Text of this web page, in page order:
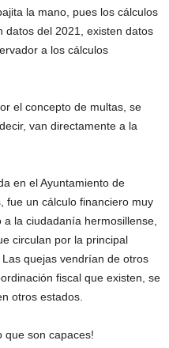
la mano, pues los cálculos
datos del 2021, existen datos
a los cálculos
el concepto de multas, se
van directamente a la
en el Ayuntamiento de
fue un cálculo financiero muy
la ciudadanía hermosillense,
circulan por la principal
quejas vendrían de otros
fiscal que existen, se
otros estados.
que son capaces!